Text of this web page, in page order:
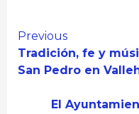
Continue
Reading
Previous
Tradición, fe y
San Pedro en
El